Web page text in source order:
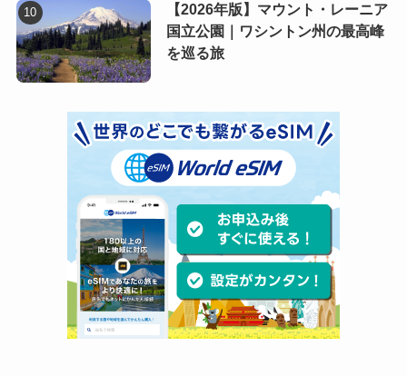
【2026年版】マウント・レーニア
国立公園｜ワシントン州の最高峰
を巡る旅